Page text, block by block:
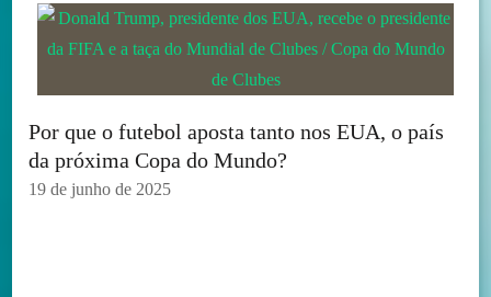
Por que o futebol aposta tanto nos EUA, o país
da próxima Copa do Mundo?
19 de junho de 2025